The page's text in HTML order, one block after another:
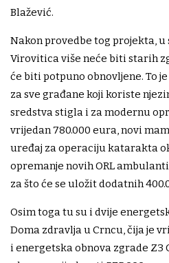
Blažević.
Nakon provedbe tog projekta, u
Virovitica više neće biti starih
će biti potpuno obnovljene. To
za sve građane koji koriste
sredstva stigla i za modernu
vrijedan 780.000 eura, novi
uređaj za operaciju katarakta
opremanje novih ORL
za što će se uložit dodatnih
Osim toga tu su i dvije
Doma zdravlja u Crncu, čija je
i energetska obnova zgrade Z3